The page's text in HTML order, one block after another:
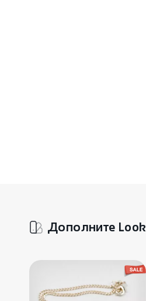
Дополните Look